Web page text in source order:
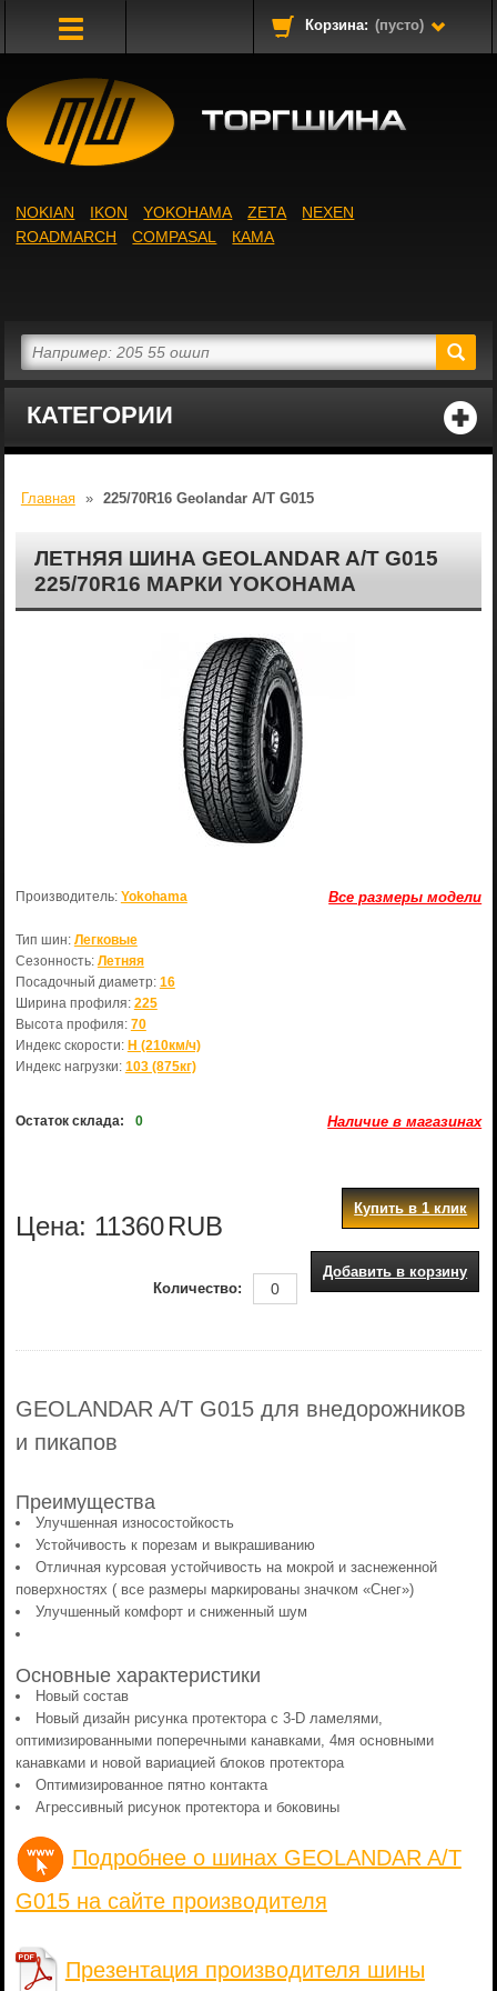
Корзина: (пусто)
КАТЕГОРИИ
NOKIAN IKON YOKOHAMA ZETA
NEXEN
ROADMARCH
COMPASAL КАМА
Главная » 225/70R16 Geolandar A/T G015
ЛЕТНЯЯ ШИНА GEOLANDAR A/T G015
225/70R16 МАРКИ YOKOHAMA
Все размеры модели
Производитель: Yokohama
Тип шин: Легковые
Сезонность: Летняя
Посадочный диаметр: 16
Ширина профиля: 225
Высота профиля: 70
Индекс скорости: H (210км/ч)
Индекс нагрузки: 103 (875кг)
Остаток склада: 0 Наличие в магазинах
Цена: 11360RUB
Купить в 1 клик
Добавить в корзину
Количество:
GEOLANDAR A/T G015 для внедорожников
и пикапов
Преимущества
Улучшенная износостойкость
Устойчивость к порезам и выкрашиванию
Отличная курсовая устойчивость на мокрой и заснеженной
поверхностях ( все размеры маркированы значком «Снег»)
Улучшенный комфорт и сниженный шум
Основные характеристики
Новый состав
Новый дизайн рисунка протектора с 3-D ламелями,
оптимизированными поперечными канавками, 4мя основными
канавками и новой вариацией блоков протектора
Оптимизированное пятно контакта
Агрессивный рисунок протектора и боковины
Подробнее о шинах GEOLANDAR A/T
G015 на сайте производителя
Презентация производителя шины